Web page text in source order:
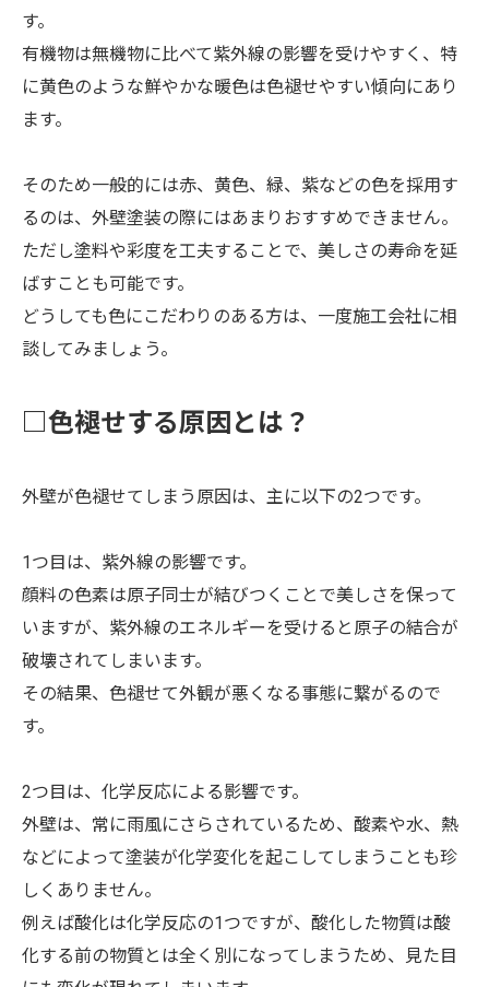
す。
有機物は無機物に比べて紫外線の影響を受けやすく、特
に黄色のような鮮やかな暖色は色褪せやすい傾向にあり
ます。
そのため一般的には赤、黄色、緑、紫などの色を採用す
るのは、外壁塗装の際にはあまりおすすめできません。
ただし塗料や彩度を工夫することで、美しさの寿命を延
ばすことも可能です。
どうしても色にこだわりのある方は、一度施工会社に相
談してみましょう。
□色褪せする原因とは？
外壁が色褪せてしまう原因は、主に以下の2つです。
1つ目は、紫外線の影響です。
顔料の色素は原子同士が結びつくことで美しさを保って
いますが、紫外線のエネルギーを受けると原子の結合が
破壊されてしまいます。
その結果、色褪せて外観が悪くなる事態に繋がるので
す。
2つ目は、化学反応による影響です。
外壁は、常に雨風にさらされているため、酸素や水、熱
などによって塗装が化学変化を起こしてしまうことも珍
しくありません。
例えば酸化は化学反応の1つですが、酸化した物質は酸
化する前の物質とは全く別になってしまうため、見た目